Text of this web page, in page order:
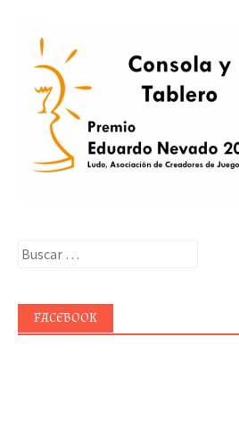
Buscar:
FACEBOOK